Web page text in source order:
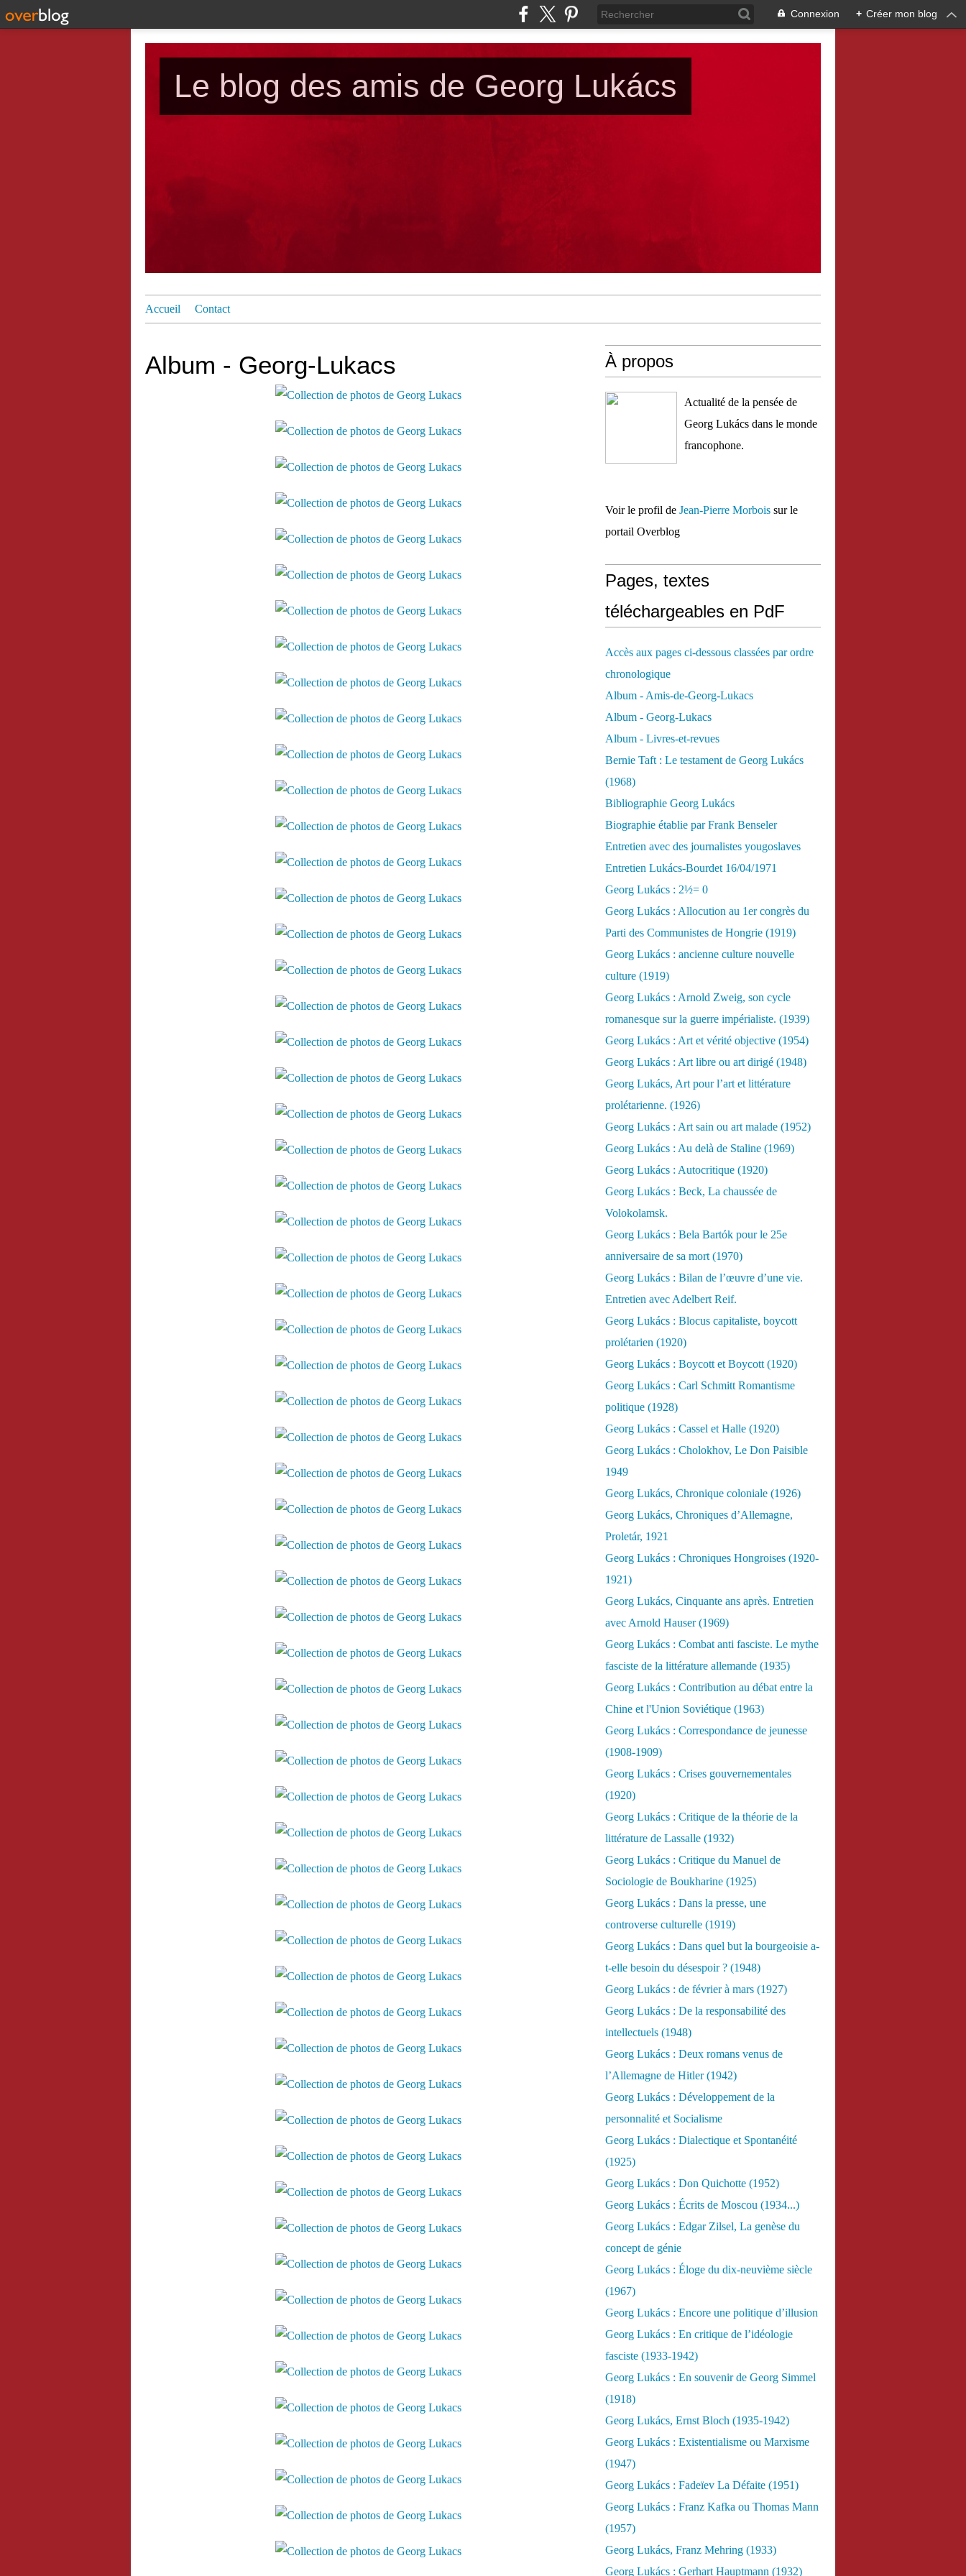
Connexion + Créer mon blog
Le blog des amis de Georg Lukács
Accueil Contact
Album - Georg-Lukacs À propos
Actualité de la pensée de
Georg Lukács dans le monde
francophone.
Voir le profil de Jean-Pierre Morbois sur le
portail Overblog
Pages, textes
téléchargeables en PdF
Accès aux pages ci-dessous classées par ordre
chronologique
Album - Amis-de-Georg-Lukacs
Album - Georg-Lukacs
Album - Livres-et-revues
Bernie Taft : Le testament de Georg Lukács
(1968)
Bibliographie Georg Lukács
Biographie établie par Frank Benseler
Entretien avec des journalistes yougoslaves
Entretien Lukács-Bourdet 16/04/1971
Georg Lukács : 2½= 0
Georg Lukács : Allocution au 1er congrès du
Parti des Communistes de Hongrie (1919)
Georg Lukács : ancienne culture nouvelle
culture (1919)
Georg Lukács : Arnold Zweig, son cycle
romanesque sur la guerre impérialiste. (1939)
Georg Lukács : Art et vérité objective (1954)
Georg Lukács : Art libre ou art dirigé (1948)
Georg Lukács, Art pour l’art et littérature
prolétarienne. (1926)
Georg Lukács : Art sain ou art malade (1952)
Georg Lukács : Au delà de Staline (1969)
Georg Lukács : Autocritique (1920)
Georg Lukács : Beck, La chaussée de
Volokolamsk.
Georg Lukács : Bela Bartók pour le 25e
anniversaire de sa mort (1970)
Georg Lukács : Bilan de l’œuvre d’une vie.
Entretien avec Adelbert Reif.
Georg Lukács : Blocus capitaliste, boycott
prolétarien (1920)
Georg Lukács : Boycott et Boycott (1920)
Georg Lukács : Carl Schmitt Romantisme
politique (1928)
Georg Lukács : Cassel et Halle (1920)
Georg Lukács : Cholokhov, Le Don Paisible
1949
Georg Lukács, Chronique coloniale (1926)
Georg Lukács, Chroniques d’Allemagne,
Proletár, 1921
Georg Lukács : Chroniques Hongroises (1920-
1921)
Georg Lukács, Cinquante ans après. Entretien
avec Arnold Hauser (1969)
Georg Lukács : Combat anti fasciste. Le mythe
fasciste de la littérature allemande (1935)
Georg Lukács : Contribution au débat entre la
Chine et l'Union Soviétique (1963)
Georg Lukács : Correspondance de jeunesse
(1908-1909)
Georg Lukács : Crises gouvernementales
(1920)
Georg Lukács : Critique de la théorie de la
littérature de Lassalle (1932)
Georg Lukács : Critique du Manuel de
Sociologie de Boukharine (1925)
Georg Lukács : Dans la presse, une
controverse culturelle (1919)
Georg Lukács : Dans quel but la bourgeoisie a-
t-elle besoin du désespoir ? (1948)
Georg Lukács : de février à mars (1927)
Georg Lukács : De la responsabilité des
intellectuels (1948)
Georg Lukács : Deux romans venus de
l’Allemagne de Hitler (1942)
Georg Lukács : Développement de la
personnalité et Socialisme
Georg Lukács : Dialectique et Spontanéité
(1925)
Georg Lukács : Don Quichotte (1952)
Georg Lukács : Écrits de Moscou (1934...)
Georg Lukács : Edgar Zilsel, La genèse du
concept de génie
Georg Lukács : Éloge du dix-neuvième siècle
(1967)
Georg Lukács : Encore une politique d’illusion
Georg Lukács : En critique de l’idéologie
fasciste (1933-1942)
Georg Lukács : En souvenir de Georg Simmel
(1918)
Georg Lukács, Ernst Bloch (1935-1942)
Georg Lukács : Existentialisme ou Marxisme
(1947)
Georg Lukács : Fadeïev La Défaite (1951)
Georg Lukács : Franz Kafka ou Thomas Mann
(1957)
Georg Lukács, Franz Mehring (1933)
Georg Lukács : Gerhart Hauptmann (1932)